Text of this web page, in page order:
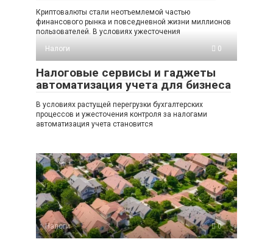
Криптовалюты стали неотъемлемой частью
финансового рынка и повседневной жизни миллионов
пользователей. В условиях ужесточения
Налоги
0
Налоговые сервисы и гаджеты
автоматизация учета для бизнеса
В условиях растущей перегрузки бухгалтерских
процессов и ужесточения контроля за налогами
автоматизация учета становится
Налоги 0